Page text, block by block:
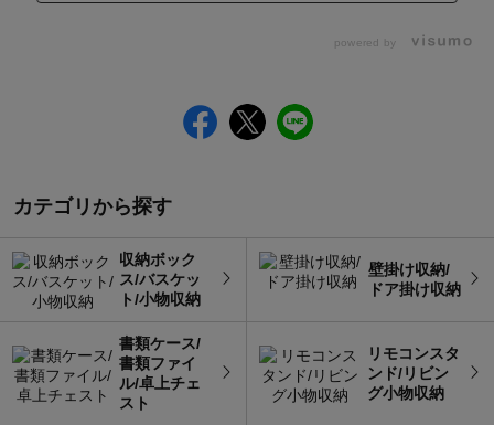
powered by
カテゴリから探す
収納ボック
ス/バスケッ
ト/小物収納
壁掛け収納/
ドア掛け収納
書類ケース/
書類ファイ
ル/卓上チェ
スト
リモコンスタ
ンド/リビン
グ小物収納